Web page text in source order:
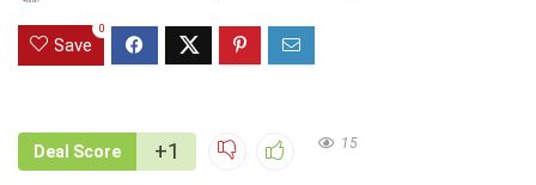
Save
0
Deal Score +1 15